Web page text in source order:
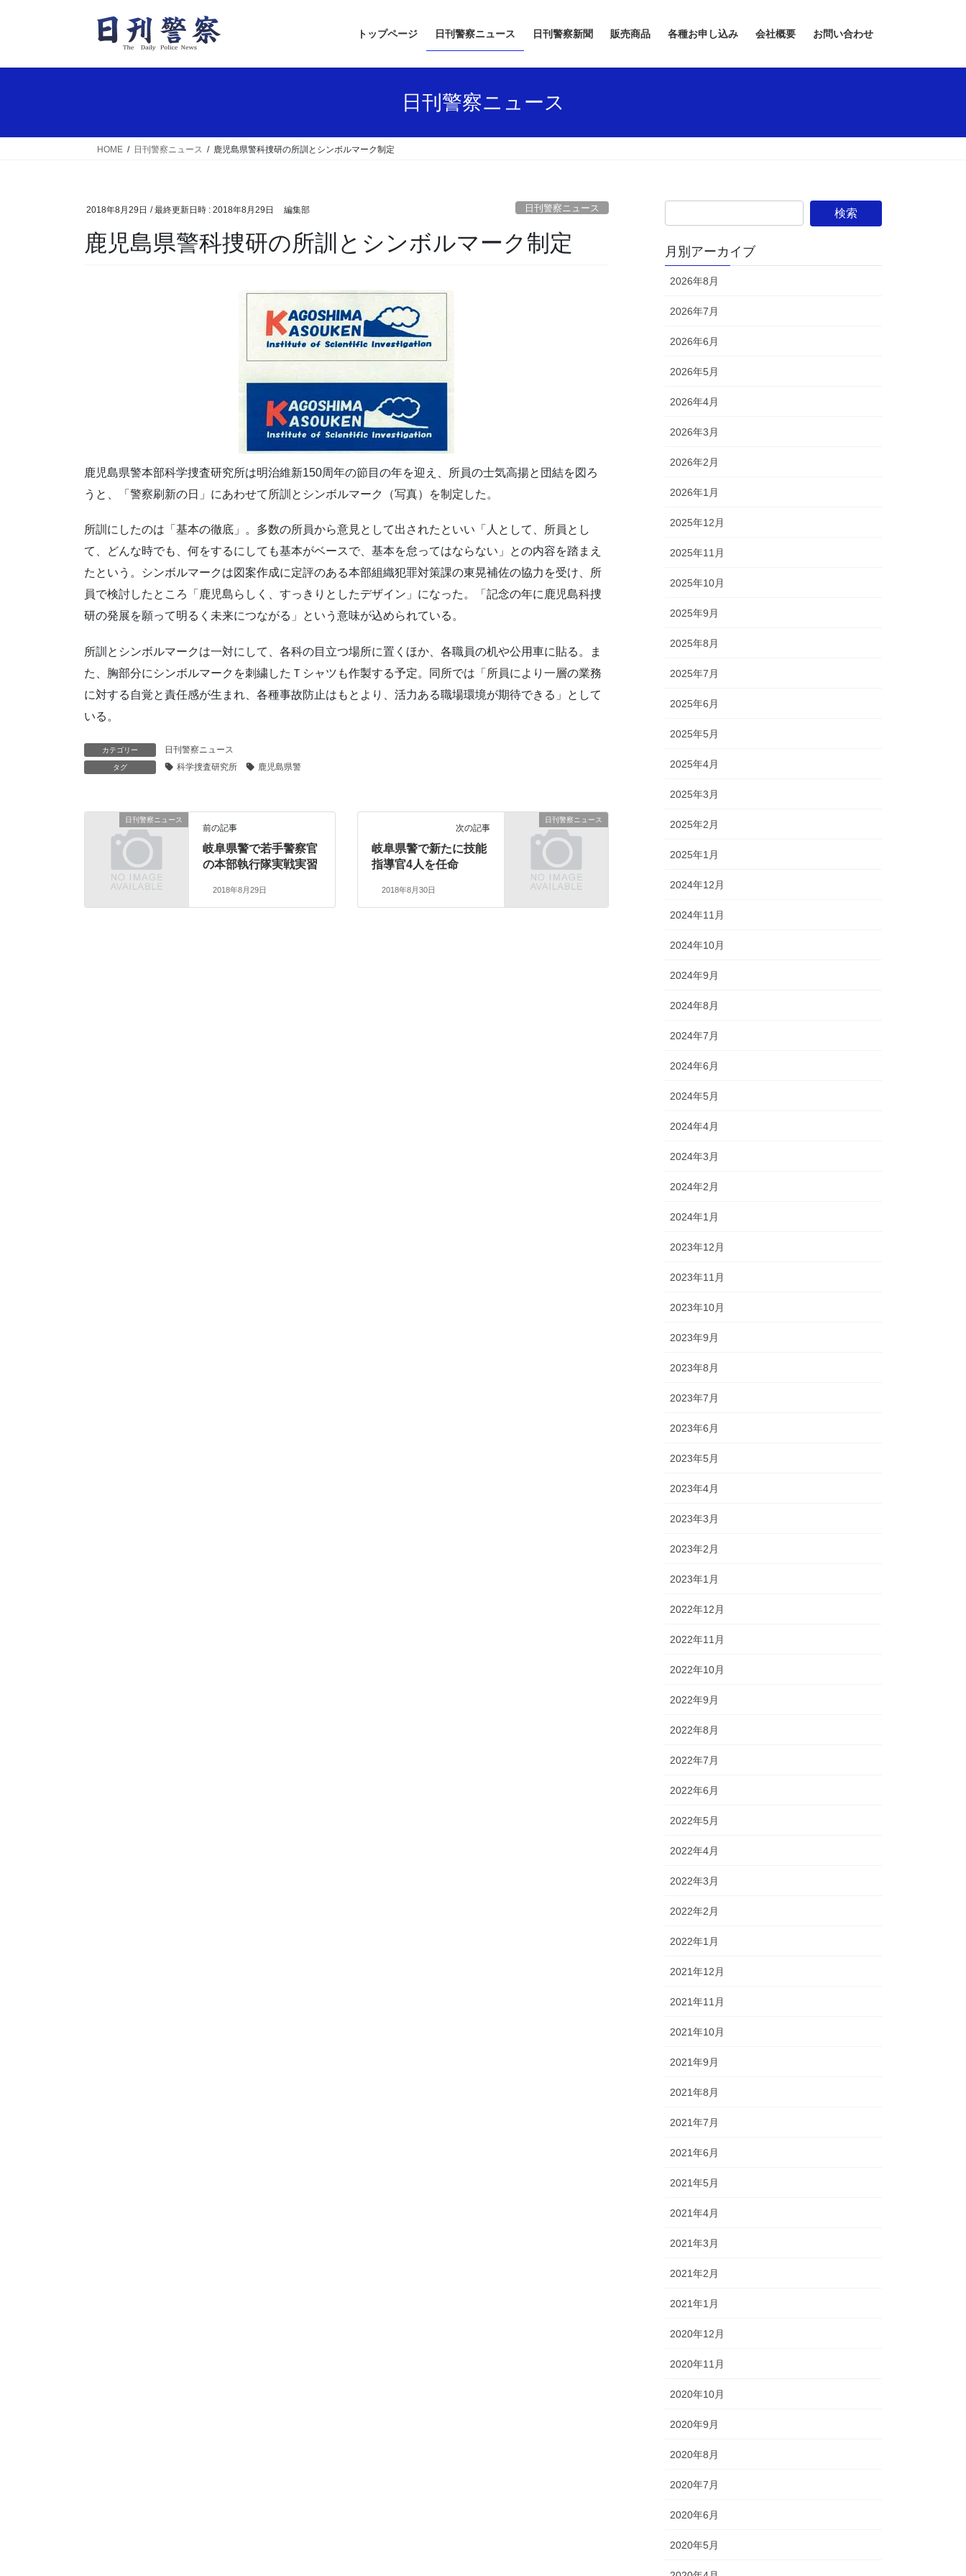
トップページ 日刊警察ニュース 日刊警察新聞 販売商品 各種お申し込み 会社概要 お問い合わせ
日刊警察ニュース
HOME 日刊警察ニュース 鹿児島県警科捜研の所訓とシンボルマーク制定
2018年8月29日 / 最終更新日時 : 2018年8月29日 編集部 日刊警察ニュース
鹿児島県警科捜研の所訓とシンボルマーク制定
鹿児島県警本部科学捜査研究所は明治維新150周年の節目の年を迎え、所員の士気高揚と団結を図ろ
うと、「警察刷新の日」にあわせて所訓とシンボルマーク（写真）を制定した。
所訓にしたのは「基本の徹底」。多数の所員から意見として出されたといい「人として、所員とし
て、どんな時でも、何をするにしても基本がベースで、基本を怠ってはならない」との内容を踏まえ
たという。シンボルマークは図案作成に定評のある本部組織犯罪対策課の東晃補佐の協力を受け、所
員で検討したところ「鹿児島らしく、すっきりとしたデザイン」になった。「記念の年に鹿児島科捜
研の発展を願って明るく未来につながる」という意味が込められている。
所訓とシンボルマークは一対にして、各科の目立つ場所に置くほか、各職員の机や公用車に貼る。ま
た、胸部分にシンボルマークを刺繍したＴシャツも作製する予定。同所では「所員により一層の業務
に対する自覚と責任感が生まれ、各種事故防止はもとより、活力ある職場環境が期待できる」として
いる。
カテゴリー 日刊警察ニュース
タグ 科学捜査研究所 鹿児島県警
日刊警察ニュース
前の記事
岐阜県警で若手警察官
の本部執行隊実戦実習
2018年8月29日
日刊警察ニュース
次の記事
岐阜県警で新たに技能
指導官4人を任命
2018年8月30日
月別アーカイブ
2026年8月
2026年7月
2026年6月
2026年5月
2026年4月
2026年3月
2026年2月
2026年1月
2025年12月
2025年11月
2025年10月
2025年9月
2025年8月
2025年7月
2025年6月
2025年5月
2025年4月
2025年3月
2025年2月
2025年1月
2024年12月
2024年11月
2024年10月
2024年9月
2024年8月
2024年7月
2024年6月
2024年5月
2024年4月
2024年3月
2024年2月
2024年1月
2023年12月
2023年11月
2023年10月
2023年9月
2023年8月
2023年7月
2023年6月
2023年5月
2023年4月
2023年3月
2023年2月
2023年1月
2022年12月
2022年11月
2022年10月
2022年9月
2022年8月
2022年7月
2022年6月
2022年5月
2022年4月
2022年3月
2022年2月
2022年1月
2021年12月
2021年11月
2021年10月
2021年9月
2021年8月
2021年7月
2021年6月
2021年5月
2021年4月
2021年3月
2021年2月
2021年1月
2020年12月
2020年11月
2020年10月
2020年9月
2020年8月
2020年7月
2020年6月
2020年5月